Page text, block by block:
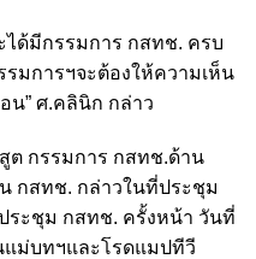
ได้มีกรรมการ กสทช. ครบ
มการฯจะต้องให้ความเห็น
น” ศ.คลินิก กล่าว
ต กรรมการ กสทช.ด้าน
กสทช. กล่าวในที่ประชุม
ระชุม กสทช. ครั้งหน้า วันที่
แม่บทฯและโรดแมปทีวี